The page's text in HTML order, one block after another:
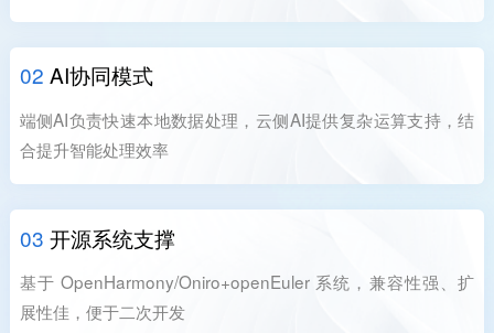
02 AI协同模式
端侧AI负责快速本地数据处理，云侧AI提供复杂运算支持，结
合提升智能处理效率
03 开源系统支撑
基于 OpenHarmony/Oniro+openEuler 系统，兼容性强、扩
展性佳，便于二次开发